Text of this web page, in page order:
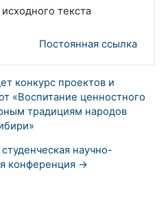
текста
Постоянная ссылка
конкурс проектов и
«Воспитание ценностного
традициям народов
научно-
конференция →